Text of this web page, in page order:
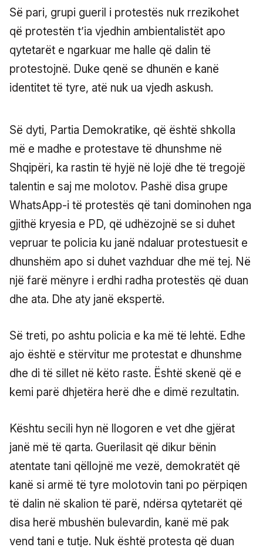
Së pari, grupi gueril i protestës nuk rrezikohet
që protestën t’ia vjedhin ambientalistët apo
qytetarët e ngarkuar me halle që dalin të
protestojnë. Duke qenë se dhunën e kanë
identitet të tyre, atë nuk ua vjedh askush.
Së dyti, Partia Demokratike, që është shkolla
më e madhe e protestave të dhunshme në
Shqipëri, ka rastin të hyjë në lojë dhe të tregojë
talentin e saj me molotov. Pashë disa grupe
WhatsApp-i të protestës që tani dominohen nga
gjithë kryesia e PD, që udhëzojnë se si duhet
vepruar te policia ku janë ndaluar protestuesit e
dhunshëm apo si duhet vazhduar dhe më tej. Në
një farë mënyre i erdhi radha protestës që duan
dhe ata. Dhe aty janë ekspertë.
Së treti, po ashtu policia e ka më të lehtë. Edhe
ajo është e stërvitur me protestat e dhunshme
dhe di të sillet në këto raste. Është skenë që e
kemi parë dhjetëra herë dhe e dimë rezultatin.
Kështu secili hyn në llogoren e vet dhe gjërat
janë më të qarta. Guerilasit që dikur bënin
atentate tani qëllojnë me vezë, demokratët që
kanë si armë të tyre molotovin tani po përpiqen
të dalin në skalion të parë, ndërsa qytetarët që
disa herë mbushën bulevardin, kanë më pak
vend tani e tutje. Nuk është protesta që duan